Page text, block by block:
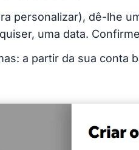
personalizar), dê-lhe
uma data.
a partir da sua conta